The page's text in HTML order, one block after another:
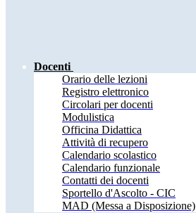
Docenti
Orario delle lezioni
Registro elettronico
Circolari per docenti
Modulistica
Officina Didattica
Attività di recupero
Calendario scolastico
Calendario funzionale
Contatti dei docenti
Sportello d'Ascolto - CIC
MAD (Messa a Disposizione)